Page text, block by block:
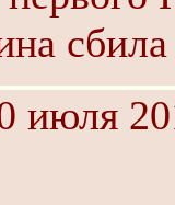
июля